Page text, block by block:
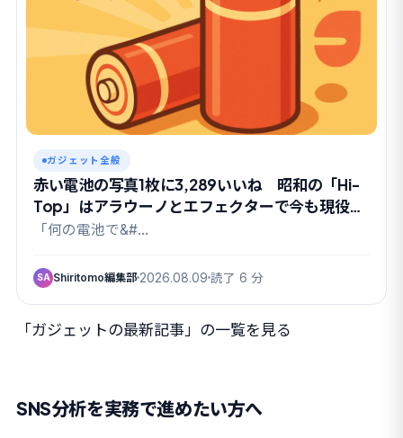
ガジェット全般
赤い電池の写真1枚に3,289いいね 昭和の「Hi-
Top」はアラウーノとエフェクターで今も現役だ
った
「何の電池で&#…
SA Shiritomo編集部 2026.08.09 読了 6 分
「ガジェットの最新記事」の一覧を見る
SNS分析を実務で進めたい方へ